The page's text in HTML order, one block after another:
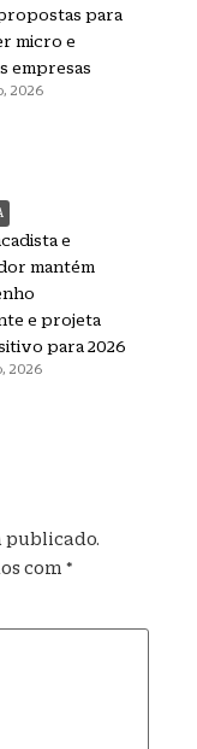
para
micro e
empresas
2026
e
mantém
e projeta
para 2026
2026
publicado.
com *